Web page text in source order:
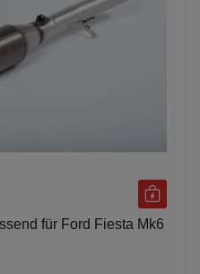
für Ford Fiesta Mk6